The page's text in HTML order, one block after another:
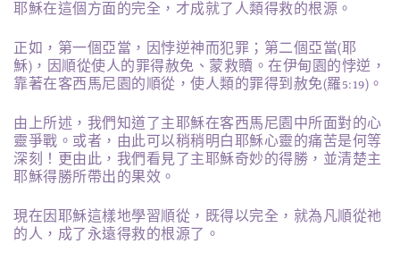
耶穌在這個方面的完全，才成就了人類得救的根源。
正如，第一個亞當，因悖逆神而犯罪；第二個亞當(耶
穌)，因順從使人的罪得赦免、蒙救贖。在伊甸園的悖逆，
靠著在客西馬尼園的順從，使人類的罪得到赦免(羅5:19)。
由上所述，我們知道了主耶穌在客西馬尼園中所面對的心
靈爭戰。或者，由此可以稍稍明白耶穌心靈的痛苦是何等
深刻！更由此，我們看見了主耶穌奇妙的得勝，並清楚主
耶穌得勝所帶出的果效。
現在因耶穌這樣地學習順從，既得以完全，就為凡順從祂
的人，成了永遠得救的根源了。